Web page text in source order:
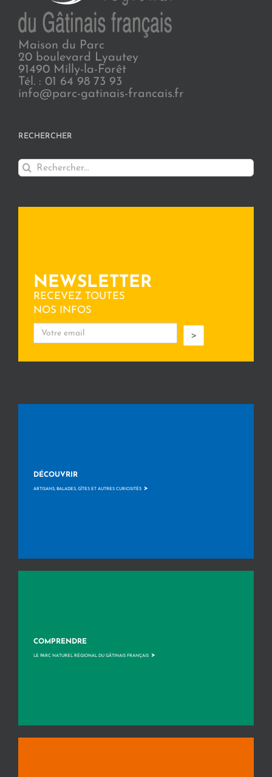
Maison du Parc
20 boulevard Lyautey
91490 Milly-la-Forêt
Tél. : 01 64 98 73 93
info@parc-gatinais-francais.fr
RECHERCHER
Rechercher:
NEWSLETTER
RECEVEZ TOUTES
NOS INFOS
>
DÉCOUVRIR
ARTISANS, BALADES, GÎTES ET AUTRES CURIOSITÉS >
COMPRENDRE
LE PARC NATUREL RÉGIONAL DU GÂTINAIS FRANÇAIS >